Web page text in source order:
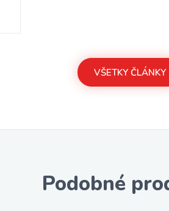
VŠETKY ČLÁNKY
Podobné